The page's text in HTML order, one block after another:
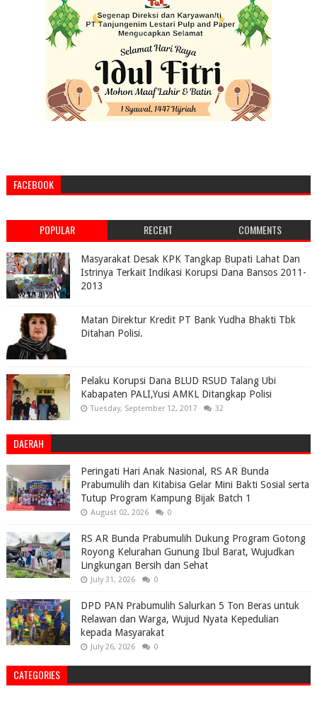
FACEBOOK
POPULAR RECENT COMMENTS
Masyarakat Desak KPK Tangkap Bupati Lahat Dan
Istrinya Terkait Indikasi Korupsi Dana Bansos 2011-
2013
Matan Direktur Kredit PT Bank Yudha Bhakti Tbk
Ditahan Polisi.
Pelaku Korupsi Dana BLUD RSUD Talang Ubi
Kabapaten PALI,Yusi AMKL Ditangkap Polisi
Tuesday, September 12, 2017 32
DAERAH
Peringati Hari Anak Nasional, RS AR Bunda
Prabumulih dan Kitabisa Gelar Mini Bakti Sosial serta
Tutup Program Kampung Bijak Batch 1
August 02, 2026 0
RS AR Bunda Prabumulih Dukung Program Gotong
Royong Kelurahan Gunung Ibul Barat, Wujudkan
Lingkungan Bersih dan Sehat
July 31, 2026 0
DPD PAN Prabumulih Salurkan 5 Ton Beras untuk
Relawan dan Warga, Wujud Nyata Kepedulian
kepada Masyarakat
July 26, 2026 0
CATEGORIES